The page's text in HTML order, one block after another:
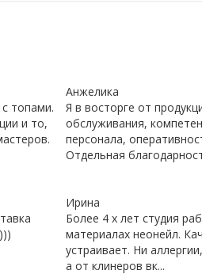
топами.
и то,
Анжелика
Я в восторге от
обслуживания,
персонала,
Отдельная
Ирина
Более 4 х лет студия
материалах неонейл.
устраивает. Ни
а от клинеров вк...